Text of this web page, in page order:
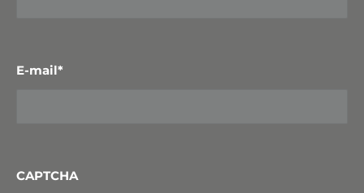
E-mail*
CAPTCHA